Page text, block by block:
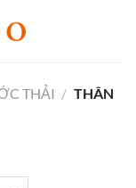
THẢI / THÂN